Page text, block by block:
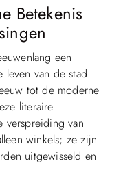
Betekenis
een
van de stad.
tot de moderne
literaire
verspreiding van
winkels; ze zijn
uitgewisseld en